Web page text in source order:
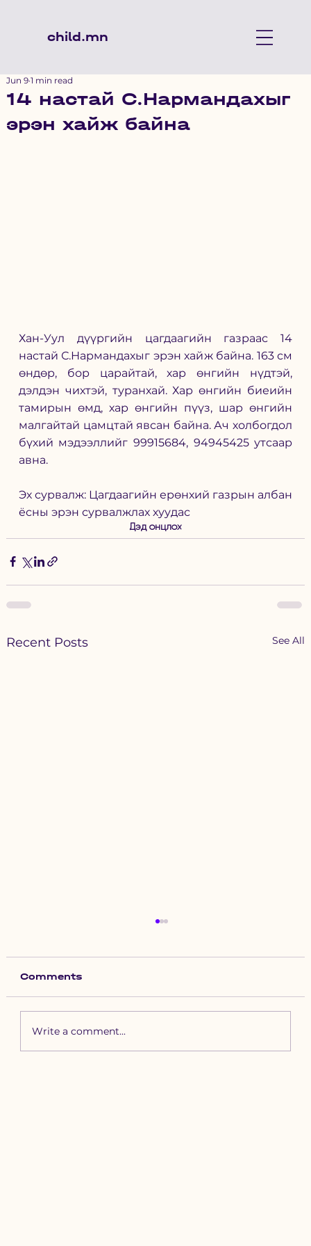
child.mn
14 настай С.Нармандахыг
эрэн хайж байна
Jun 9 1 min read
Хан-Уул дүүргийн цагдаагийн газраас 14
настай С.Нармандахыг эрэн хайж байна. 163 см
өндөр, бор царайтай, хар өнгийн нүдтэй,
дэлдэн чихтэй, туранхай. Хар өнгийн биеийн
тамирын өмд, хар өнгийн пүүз, шар өнгийн
малгайтай цамцтай явсан байна. Ач холбогдол
бүхий мэдээллийг 99915684, 94945425 утсаар
авна.
Эх сурвалж: Цагдаагийн ерөнхий газрын албан
ёсны эрэн сурвалжлах хуудас
Дэд онцлох
Recent Posts See All
Comments
Write a comment...